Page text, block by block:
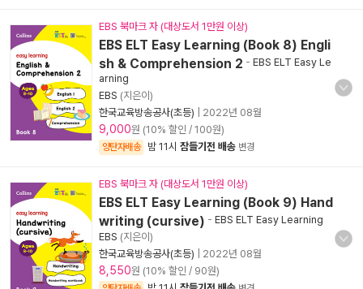
EBS 북마크 자 (대상도서 1만원 이상)
EBS ELT Easy Learning (Book 8) Engli
sh & Comprehension 2 - EBS ELT Easy Le
arning
EBS (지은이)
한국교육방송공사(초등)
2022년 08월
9,000원 (10% 할인 / 100원)
양탄자배송 밤 11시 잠들기전 배송 변경
EBS 북마크 자 (대상도서 1만원 이상)
EBS ELT Easy Learning (Book 9) Hand
writing (cursive) - EBS ELT Easy Learning
EBS (지은이)
한국교육방송공사(초등)
2022년 08월
8,550원 (10% 할인 / 90원)